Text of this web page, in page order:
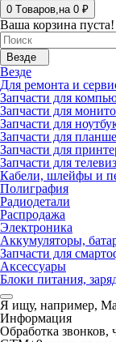
0 Tоваров,на 0 ₽
Ваша корзина пуста!
Везде
Везде
Для ремонта и
Запчасти для
Запчасти для
Запчасти для
Запчасти для
Запчасти для
Запчасти для
Кабели, шлейфы и
Полиграфия
Радиодетали
Распродажа
Электроника
Аккумуляторы,
Запчасти для
Аксессуары
Блоки питания,
Я ищу, например,
Информация
Обработка звонков,